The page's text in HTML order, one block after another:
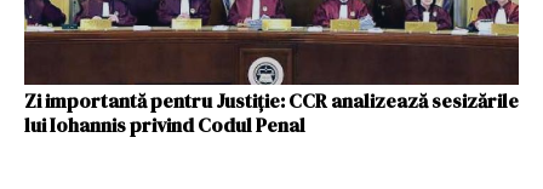
Zi importantă pentru Justiție: CCR analizează sesizările
lui Iohannis privind Codul Penal